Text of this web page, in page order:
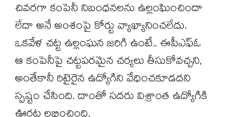
చివరగా కంపెనీ నిబంధనలను ఉల్లంఘించిందా
లేదా అనే అంశంపై కోర్టు వ్యాఖ్యానించలేదు.
ఒకవేళ చట్ట ఉల్లంఘన జరిగి ఉంటే.. ఈపీఎఫ్‌ఓ
ఆ కంపెనీపై చట్టపరమైన చర్యలు తీసుకోవచ్చని,
అంతేకానీ రిటైరైన ఉద్యోగిని వేధించకూడదని
స్పష్టం చేసింది. దాంతో సదరు విశ్రాంత ఉద్యోగికి